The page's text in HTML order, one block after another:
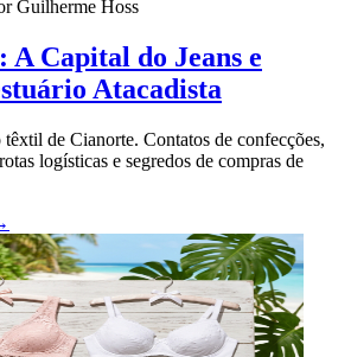
Guilherme Hoss
A Capital do Jeans e
Atacadista
de Cianorte. Contatos de confecções,
logísticas e segredos de compras de